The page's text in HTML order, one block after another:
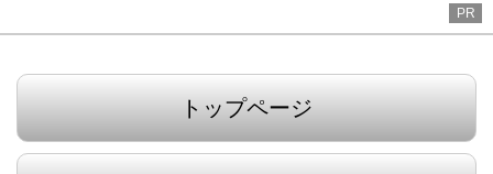
PR
トップページ